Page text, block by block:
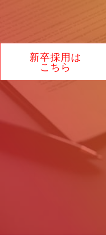
制定2025年7月1日
新卒採用は
こちら